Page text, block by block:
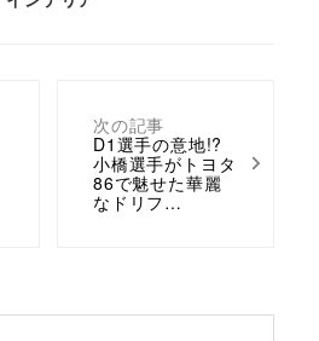
次の記事
D1選手の意地!?
小橋選手がトヨタ
86で魅せた華麗
なドリフ…